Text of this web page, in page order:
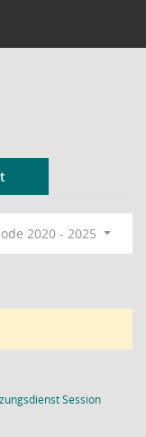
2020 - 2025
Session(Wird in